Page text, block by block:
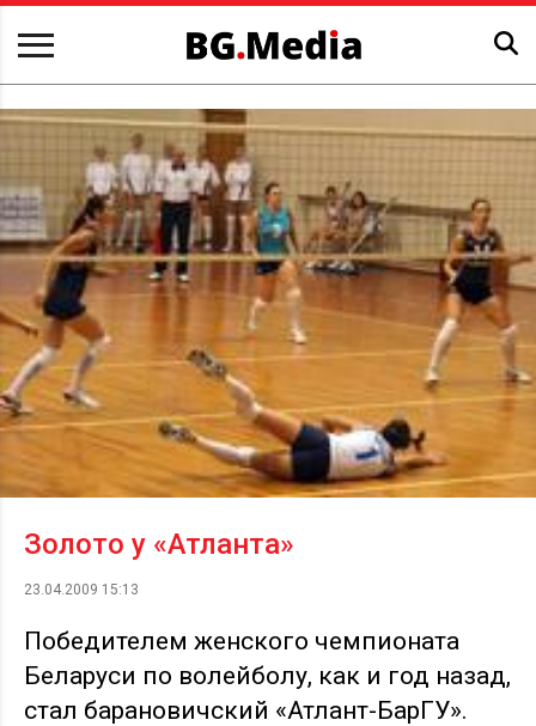
Золото у «Атланта»
23.04.2009 15:13
Победителем женского чемпионата
Беларуси по волейболу, как и год назад,
стал барановичский «Атлант-БарГУ».